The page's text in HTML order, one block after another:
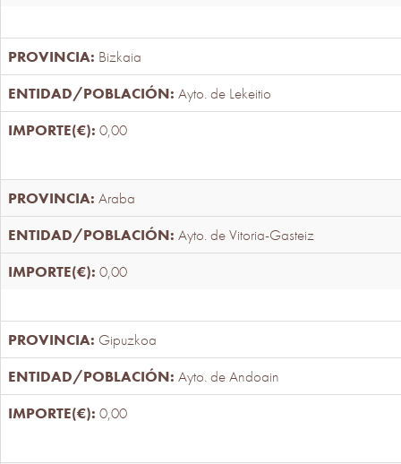
Bizkaia
Ayto. de Lekeitio
0,00
Araba
Ayto. de Vitoria-Gasteiz
0,00
Gipuzkoa
Ayto. de Andoain
0,00